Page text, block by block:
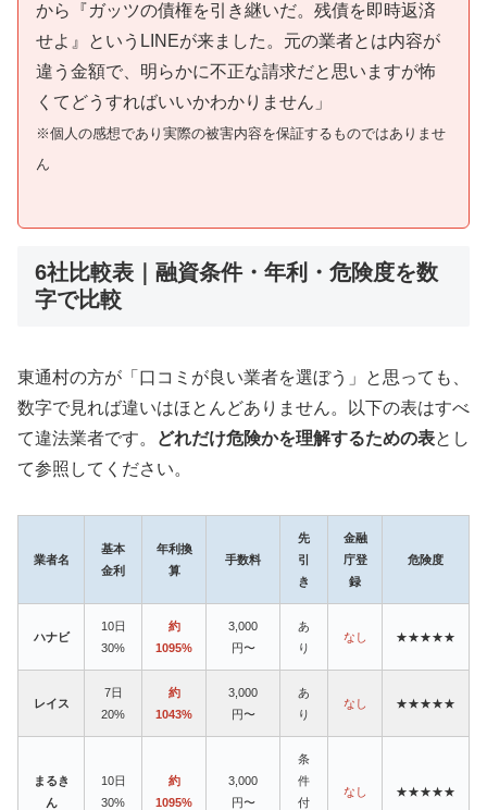
から『ガッツの債権を引き継いだ。残債を即時返済
せよ』というLINEが来ました。元の業者とは内容が
違う金額で、明らかに不正な請求だと思いますが怖
くてどうすればいいかわかりません」
※個人の感想であり実際の被害内容を保証するものではありませ
ん
6社比較表｜融資条件・年利・危険度を数
字で比較
東通村の方が「口コミが良い業者を選ぼう」と思っても、
数字で見れば違いはほとんどありません。以下の表はすべ
て違法業者です。
どれだけ危険かを理解するための表とし
て参照してください。
業者名
基本
金利
年利換
算
手数料
先
引
き
金融
庁登
録
危険度
ハナビ
10日
30%
約
1095%
3,000
円〜
あ
り
なし ★★★★★
レイス
7日
20%
約
1043%
3,000
円〜
あ
り
なし ★★★★★
まるき
ん
10日
30%
約
1095%
3,000
円〜
条
件
付
なし ★★★★★